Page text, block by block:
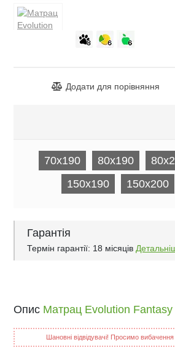
Додати для порівняння
70x190 80x190
150x190
150x200
Гарантія
Термін гарантії: 18 місяців
Опис Матрац Evolution
Шановні відвідувачі! Просимо вибачення